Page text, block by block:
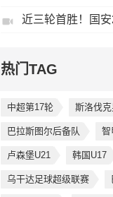
热门TAG
中超第17轮 斯洛伐
巴拉斯图尔后备队 智
卢森堡U21 韩国U17
乌干达足球超级联赛